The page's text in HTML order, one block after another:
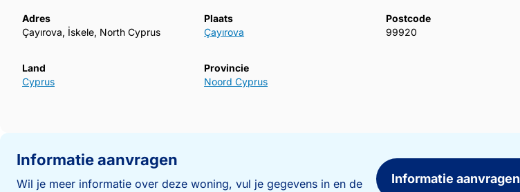
Adres
Çayırova, İskele, North Cyprus
Plaats
Çayırova
Postcode
99920
Land
Cyprus
Provincie
Noord Cyprus
Informatie aanvragen
Wil je meer informatie over deze woning, vul je gegevens in en de
Informatie aanvragen